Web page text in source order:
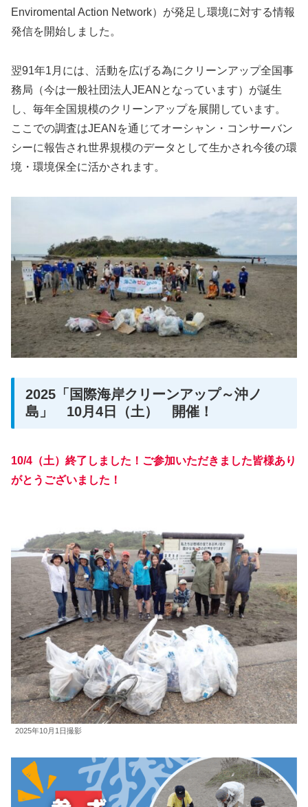
Enviromental Action Network）が発足し環境に対する情報
発信を開始しました。
翌91年1月には、活動を広げる為にクリーンアップ全国事
務局（今は一般社団法人JEANとなっています）が誕生
し、毎年全国規模のクリーンアップを展開しています。
ここでの調査はJEANを通じてオーシャン・コンサーバン
シーに報告され世界規模のデータとして生かされ今後の環
境・環境保全に活かされます。
2025「国際海岸クリーンアップ～沖ノ
島」 10月4日（土） 開催！
10/4（土）終了しました！ ご参加いただきました皆様あり
がとうございました！
2025年10月1日撮影